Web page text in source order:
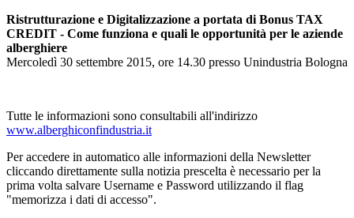
Ristrutturazione e Digitalizzazione a portata di Bonus TAX
CREDIT - Come funziona e quali le opportunità per le aziende
alberghiere
Mercoledì 30 settembre 2015, ore 14.30 presso Unindustria Bologna
Tutte le informazioni sono consultabili all'indirizzo
www.alberghiconfindustria.it
Per accedere in automatico alle informazioni della Newsletter
cliccando direttamente sulla notizia prescelta è necessario per la
prima volta salvare Username e Password utilizzando il flag
"memorizza i dati di accesso".